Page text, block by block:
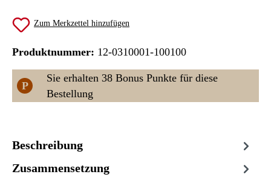
Zum Merkzettel hinzufügen
Produktnummer: 12-0310001-100100
P
Sie erhalten 38 Bonus Punkte für diese
Bestellung
Beschreibung
Zusammensetzung